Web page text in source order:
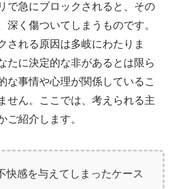
で急にブロックされると、その
深く傷ついてしまうものです。
される原因は多岐にわたりま
たに決定的な非があるとは限ら
な事情や心理が関係しているこ
せん。ここでは、考えられる主
ご紹介します。
快感を与えてしまったケース